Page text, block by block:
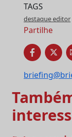
TAGS
destaque editor
Partilhe